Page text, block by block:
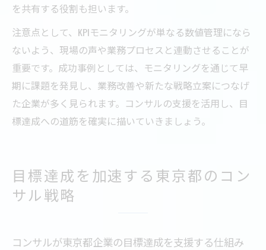
を共有する役割も担います。
注意点として、KPIモニタリングが単なる数値管理になら
ないよう、現場の声や業務プロセスと連動させることが
重要です。成功事例としては、モニタリングを通じて早
期に課題を発見し、業務改善や新たな戦略立案につなげ
た企業が多く見られます。コンサルの支援を活用し、目
標達成への道筋を確実に描いていきましょう。
目標達成を加速する東京都のコン
サル戦略
コンサルが東京都企業の目標達成を支援する仕組み